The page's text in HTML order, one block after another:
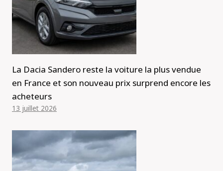
La Dacia Sandero reste la voiture la plus vendue
en France et son nouveau prix surprend encore les
acheteurs
13 juillet 2026